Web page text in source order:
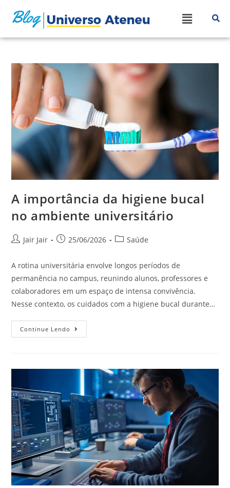
A importância da higiene bucal
no ambiente universitário
Jair Jair 25/06/2026 Saúde
A rotina universitária envolve longos períodos de
permanência no campus, reunindo alunos, professores e
colaboradores em um espaço de intensa convivência.
Nesse contexto, os cuidados com a higiene bucal durante…
Continue Lendo